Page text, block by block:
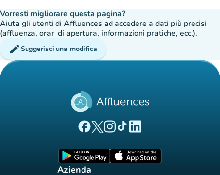
Vorresti migliorare questa pagina?
Aiuta gli utenti di Affluences ad accedere a dati più precisi
(affluenza, orari di apertura, informazioni pratiche, ecc.).
editSuggerisci una modifica
(nuova scheda)
(nuova scheda)
(nuova scheda)
(nuova scheda)
(nuova scheda)
Azienda